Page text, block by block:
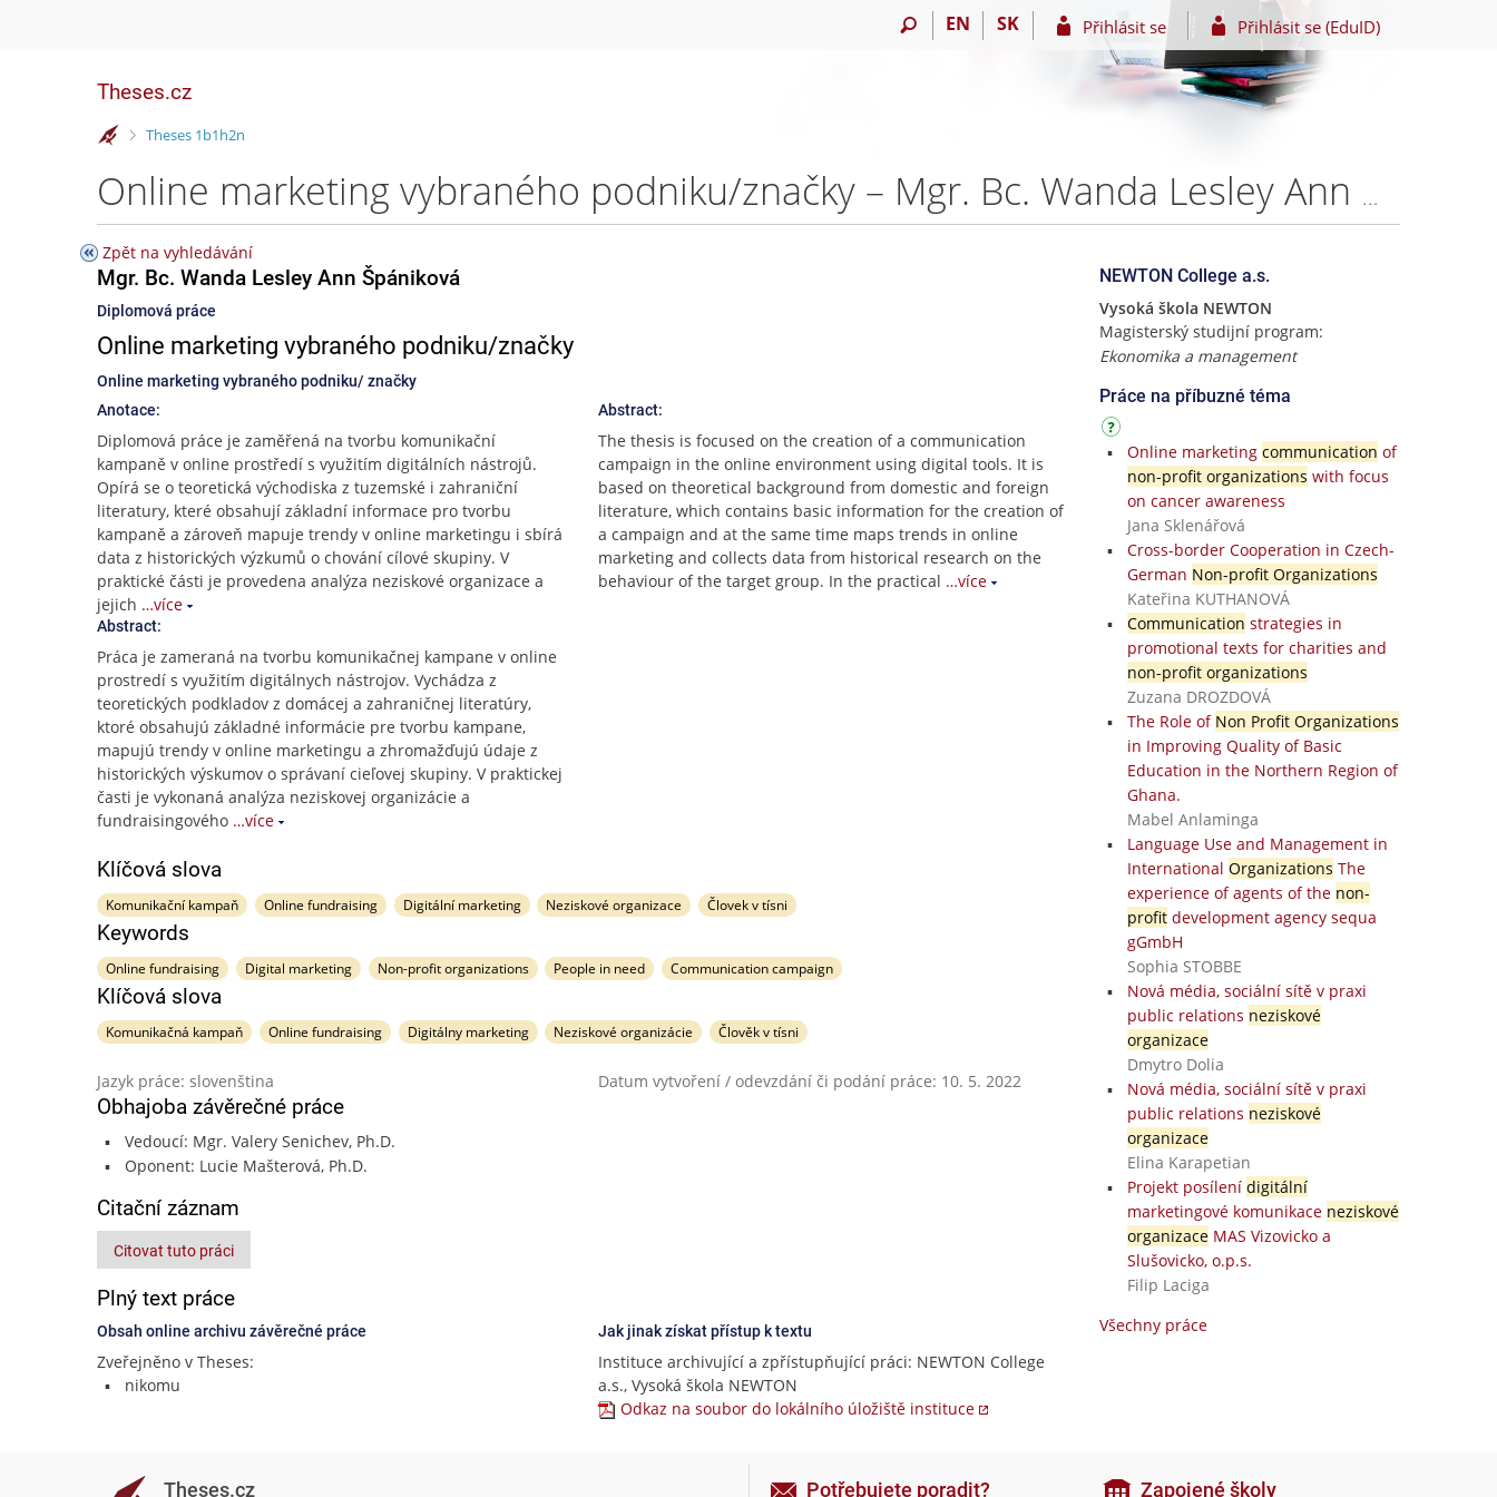
EN SK Přihlásit se Přihlásit se (EduID)
Theses.cz
>
Theses 1b1h2n
Online marketing vybraného podniku/značky – Mgr. Bc. Wanda Lesley Ann Špániková
Zpět na vyhledávání
Mgr. Bc. Wanda Lesley Ann Špániková
Diplomová práce
Online marketing vybraného podniku/značky
Online marketing vybraného podniku/ značky
Anotace:
Diplomová práce je zaměřená na tvorbu komunikační
kampaně v online prostředí s využitím digitálních nástrojů.
Opírá se o teoretická východiska z tuzemské i zahraniční
literatury, které obsahují základní informace pro tvorbu
kampaně a zároveň mapuje trendy v online marketingu i sbírá
data z historických výzkumů o chování cílové skupiny. V
praktické části je provedena analýza neziskové organizace a
jejich …více
Abstract:
The thesis is focused on the creation of a communication
campaign in the online environment using digital tools. It is
based on theoretical background from domestic and foreign
literature, which contains basic information for the creation of
a campaign and at the same time maps trends in online
marketing and collects data from historical research on the
behaviour of the target group. In the practical …více
Abstract:
Práca je zameraná na tvorbu komunikačnej kampane v online
prostredí s využitím digitálnych nástrojov. Vychádza z
teoretických podkladov z domácej a zahraničnej literatúry,
ktoré obsahujú základné informácie pre tvorbu kampane,
mapujú trendy v online marketingu a zhromažďujú údaje z
historických výskumov o správaní cieľovej skupiny. V praktickej
časti je vykonaná analýza neziskovej organizácie a
fundraisingového …více
Klíčová slova
Komunikační kampaň Online fundraising Digitální marketing Neziskové organizace Človek v tísni
Keywords
Online fundraising Digital marketing Non-profit organizations People in need Communication campaign
Klíčová slova
Komunikačná kampaň Online fundraising Digitálny marketing Neziskové organizácie Člověk v tísni
Jazyk práce: slovenština Datum vytvoření / odevzdání či podání práce: 10. 5. 2022
Obhajoba závěrečné práce
Vedoucí: Mgr. Valery Senichev, Ph.D.
Oponent: Lucie Mašterová, Ph.D.
Citační záznam
Citovat tuto práci
Plný text práce
Obsah online archivu závěrečné práce
Zveřejněno v Theses:
nikomu
Jak jinak získat přístup k textu
Instituce archivující a zpřístupňující práci: NEWTON College
a.s., Vysoká škola NEWTON
Odkaz na soubor do lokálního úložiště instituce
NEWTON College a.s.
Vysoká škola NEWTON
Magisterský studijní program:
Ekonomika a management
Práce na příbuzné téma
Online marketing communication of
non-profit organizations with focus
on cancer awareness
Jana Sklenářová
Cross-border Cooperation in Czech-
German Non-profit Organizations
Kateřina KUTHANOVÁ
Communication strategies in
promotional texts for charities and
non-profit organizations
Zuzana DROZDOVÁ
The Role of Non Profit Organizations
in Improving Quality of Basic
Education in the Northern Region of
Ghana.
Mabel Anlaminga
Language Use and Management in
International Organizations The
experience of agents of the non-
profitdevelopment agency sequa
gGmbH
Sophia STOBBE
Nová média, sociální sítě v praxi
public relations neziskové
organizace
Dmytro Dolia
Nová média, sociální sítě v praxi
public relations neziskové
organizace
Elina Karapetian
Projekt posílení digitální
marketingové komunikace neziskové
organizaceMAS Vizovicko a
Slušovicko, o.p.s.
Filip Laciga
Všechny práce
Theses.cz Potřebujete poradit? Zapojené školy